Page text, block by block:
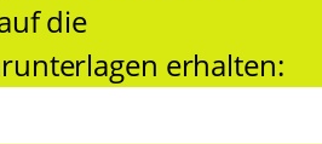
die
erhalten: